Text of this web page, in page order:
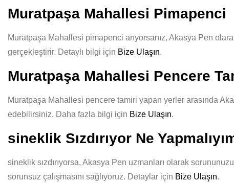
Muratpaşa Mahallesi Pimapenci
Muratpaşa Mahallesi pimapenci arıyorsanız, Akasya Pen
gerçekleştirir. Detaylı bilgi için Bize Ulaşın.
Muratpaşa Mahallesi Pencere
Muratpaşa Mahallesi pencere tamiri yapan yerler arasında
edebilirsiniz. Daha fazla bilgi için Bize Ulaşın.
sineklik Sızdırıyor Ne
sineklik sızdırıyorsa, Akasya Pen uzmanları olarak
sorunsuz çalışmasını sağlıyoruz. Detaylar için Bize Ulaşın.